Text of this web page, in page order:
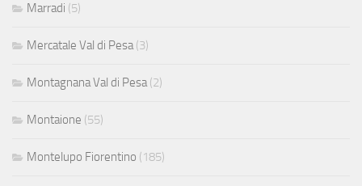
Marradi (5)
Mercatale Val di Pesa(3)
Montagnana Val di Pesa(2)
Montaione (55)
Montelupo Fiorentino (185)